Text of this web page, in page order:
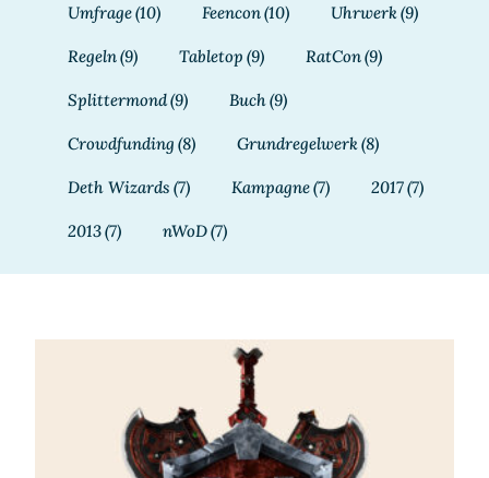
Umfrage(10) Feencon(10) Uhrwerk(9)
Regeln(9) Tabletop (9) RatCon(9)
Splittermond(9) Buch(9)
Crowdfunding (8) Grundregelwerk(8)
Deth Wizards (7) Kampagne(7) 2017(7)
2013(7) nWoD(7)